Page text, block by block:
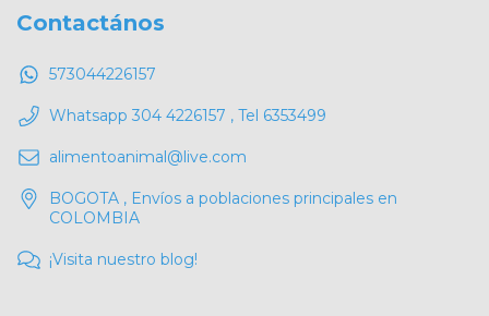
Contactános
573044226157
Whatsapp 304 4226157 , Tel 6353499
alimentoanimal@live.com
BOGOTA , Envíos a poblaciones principales en
COLOMBIA
¡Visita nuestro blog!